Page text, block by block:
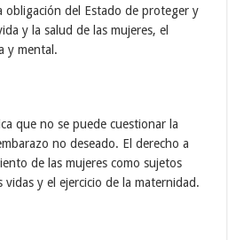
obligación del Estado de proteger y
y la salud de las mujeres, el
y mental.
que no se puede cuestionar la
no deseado. El derecho a
de las mujeres como sujetos
vidas y el ejercicio de la maternidad.